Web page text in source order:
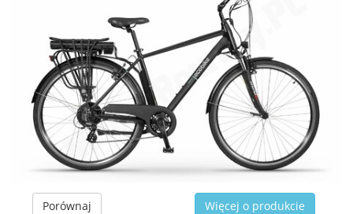
Porównaj
Więcej o produkcie